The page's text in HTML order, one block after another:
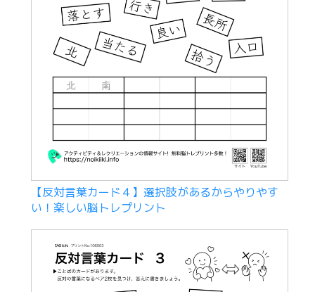
【反対言葉カード４】選択肢があるからやりやす
い！楽しい脳トレプリント